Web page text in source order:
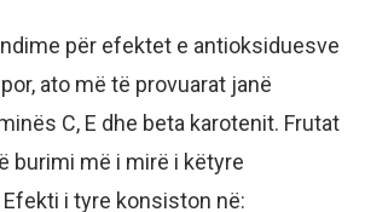
për efektet e antioksiduesve
ato më të provuarat janë
C, E dhe beta karotenit. Frutat
burimi më i mirë i këtyre
i tyre konsiston në: